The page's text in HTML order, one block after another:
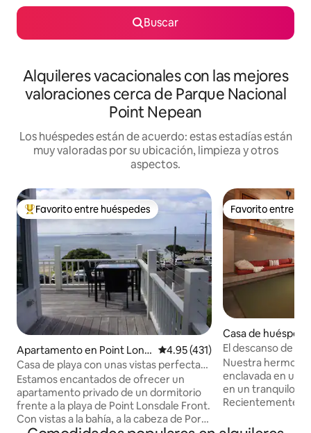
Buscar
Alquileres vacacionales con las mejores
valoraciones cerca de Parque Nacional
Point Nepean
Los huéspedes están de acuerdo: estas estadías están
muy valoradas por su ubicación, limpieza y otros
aspectos.
Favorito entre huéspedes preferido
Favorito entre huéspedes
Apartamento en Point Lons
dale
Calificación promedio: 4.95 de
4.95 (431)
Casa de playa con unas vistas perfectas
al mar
Estamos encantados de ofrecer un
apartamento privado de un dormitorio
frente a la playa de Point Lonsdale Front.
Con vistas a la bahía, a la cabeza de Port
Favorito entre
Favorito entre
Casa de
uay
El descanso de Ella
Nuestra hermosa
enclavada en una
en un tranquilo
Recientemente
de 2 dormitorios